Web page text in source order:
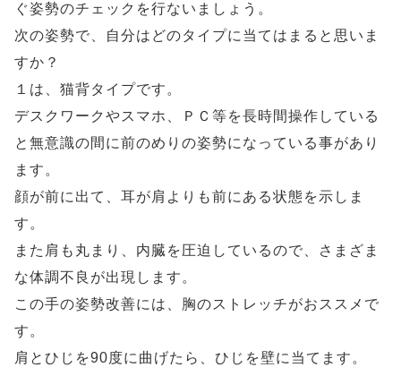
ぐ姿勢のチェックを行ないましょう。
次の姿勢で、自分はどのタイプに当てはまると思いま
すか？
１は、猫背タイプです。
デスクワークやスマホ、ＰＣ等を長時間操作している
と無意識の間に前のめりの姿勢になっている事があり
ます。
顔が前に出て、耳が肩よりも前にある状態を示しま
す。
また肩も丸まり、内臓を圧迫しているので、さまざま
な体調不良が出現します。
この手の姿勢改善には、胸のストレッチがおススメで
す。
肩とひじを90度に曲げたら、ひじを壁に当てます。